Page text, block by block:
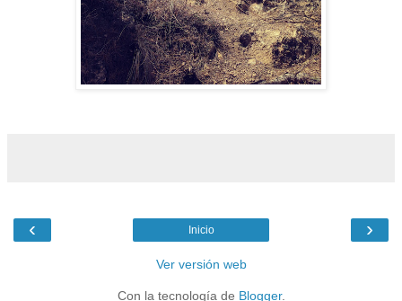
‹ ›
Inicio
Ver versión web
Con la tecnología de Blogger.